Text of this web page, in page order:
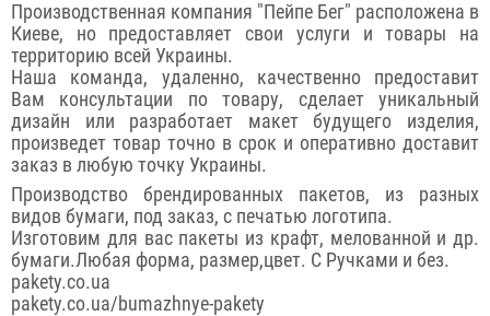
Производственная компания "Пейпе Бег" расположена в
Киеве, но предоставляет свои услуги и товары на
территорию всей Украины.
Наша команда, удаленно, качественно предоставит
Вам консультации по товару, сделает уникальный
дизайн или разработает макет будущего изделия,
произведет товар точно в срок и оперативно доставит
заказ в любую точку Украины.
Производство брендированных пакетов, из разных
видов бумаги, под заказ, с печатью логотипа.
Изготовим для вас пакеты из крафт, мелованной и др.
бумаги.Любая форма, размер,цвет. С Ручками и без.
pakety.co.ua
pakety.co.ua/bumazhnye-pakety